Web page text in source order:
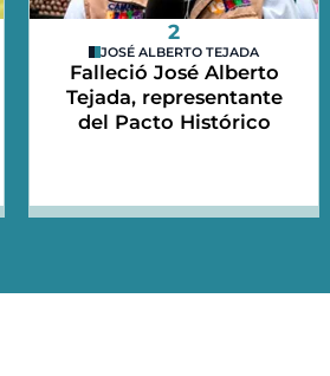
2
JOSÉ ALBERTO TEJADA
Falleció José Alberto
Tejada, representante
del Pacto Histórico